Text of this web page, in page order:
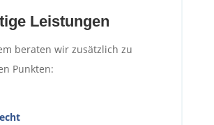
Leistungen
beraten wir zusätzlich zu
Punkten: